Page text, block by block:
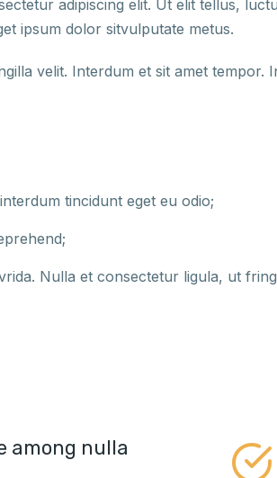
adipiscing elit. Ut elit tellus,
ipsum dolor sitvulputate metus.
velit. Interdum et sit amet tempor.
tincidunt eget eu odio;
Nulla et consectetur ligula, ut
among nulla